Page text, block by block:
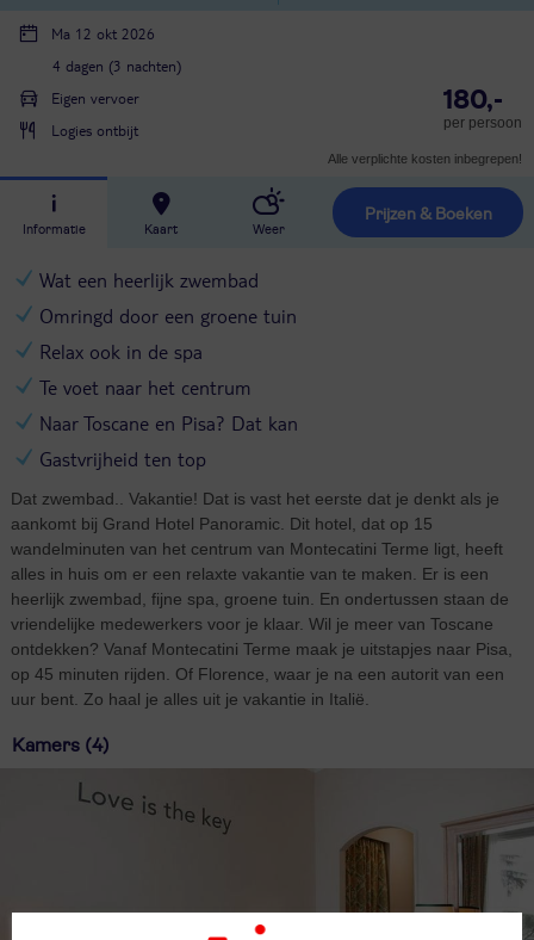
Ma 12 okt 2026
4 dagen (3 nachten)
Eigen vervoer
Logies ontbijt
180,-
per persoon
Alle verplichte kosten inbegrepen!
Informatie Kaart Weer
Prijzen & Boeken
Wat een heerlijk zwembad
Omringd door een groene tuin
Relax ook in de spa
Te voet naar het centrum
Naar Toscane en Pisa? Dat kan
Gastvrijheid ten top
Dat zwembad.. Vakantie! Dat is vast het eerste dat je denkt als je
aankomt bij Grand Hotel Panoramic. Dit hotel, dat op 15
wandelminuten van het centrum van Montecatini Terme ligt, heeft
alles in huis om er een relaxte vakantie van te maken. Er is een
heerlijk zwembad, fijne spa, groene tuin. En ondertussen staan de
vriendelijke medewerkers voor je klaar. Wil je meer van Toscane
ontdekken? Vanaf Montecatini Terme maak je uitstapjes naar Pisa,
op 45 minuten rijden. Of Florence, waar je na een autorit van een
uur bent. Zo haal je alles uit je vakantie in Italië.
Kamers (4)